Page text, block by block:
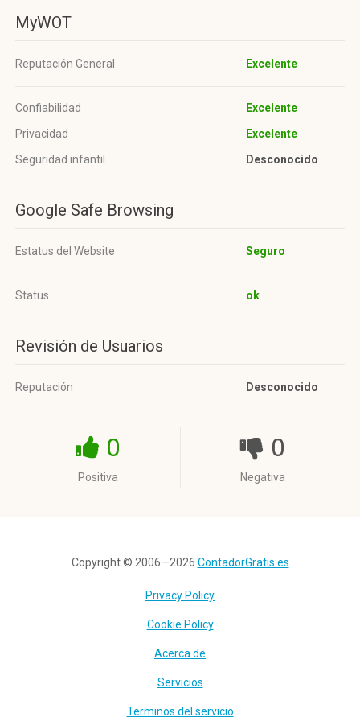
MyWOT
Reputación General Excelente
Confiabilidad
Excelente
Privacidad
Excelente
Seguridad infantil
Desconocido
Google Safe Browsing
Estatus del Website Seguro
Status ok
Revisión de Usuarios
Reputación Desconocido
0
Positiva
0
Negativa
Copyright © 2006—2026 ContadorGratis.es
Privacy Policy
Cookie Policy
Acerca de
Servicios
Terminos del servicio